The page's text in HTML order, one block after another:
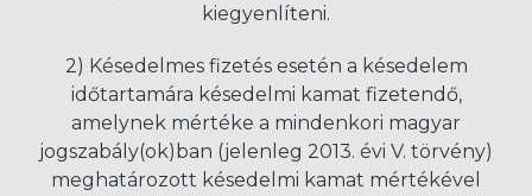
kiegyenlíteni.
2) Késedelmes fizetés esetén a késedelem
időtartamára késedelmi kamat fizetendő,
amelynek mértéke a mindenkori magyar
jogszabály(ok)ban (jelenleg 2013. évi V. törvény)
meghatározott késedelmi kamat mértékével